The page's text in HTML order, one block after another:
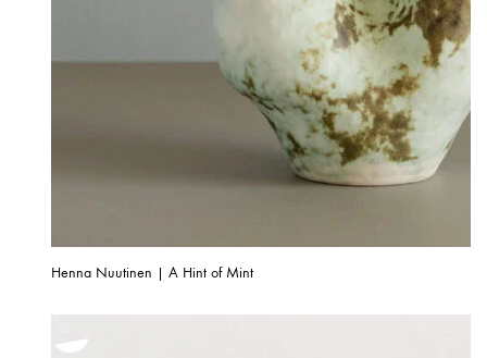
Henna Nuutinen | A Hint of Mint